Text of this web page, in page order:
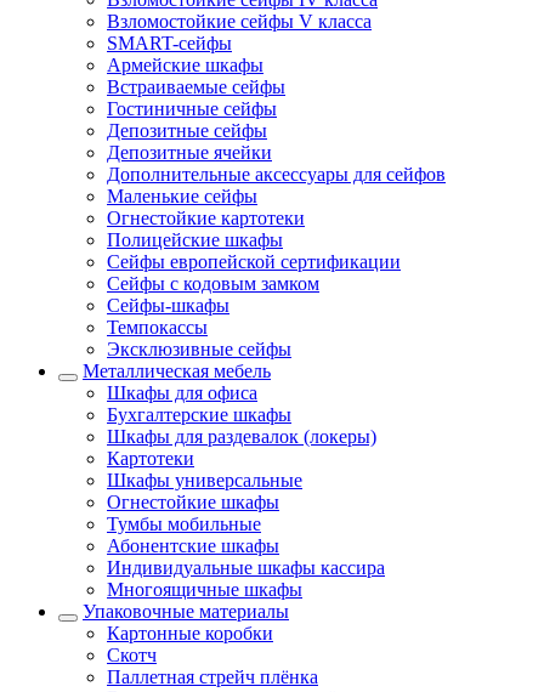
Взломостойкие сейфы V класса
SMART-сейфы
Армейские шкафы
Встраиваемые сейфы
Гостиничные сейфы
Депозитные сейфы
Депозитные ячейки
Дополнительные аксессуары для сейфов
Маленькие сейфы
Огнестойкие картотеки
Полицейские шкафы
Сейфы европейской сертификации
Сейфы с кодовым замком
Сейфы-шкафы
Темпокассы
Эксклюзивные сейфы
Металлическая мебель
Шкафы для офиса
Бухгалтерские шкафы
Шкафы для раздевалок (локеры)
Картотеки
Шкафы универсальные
Огнестойкие шкафы
Тумбы мобильные
Абонентские шкафы
Индивидуальные шкафы кассира
Многоящичные шкафы
Упаковочные материалы
Картонные коробки
Скотч
Паллетная стрейч плёнка